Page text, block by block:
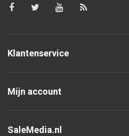
Klantenservice
Mijn account
SaleMedia.nl